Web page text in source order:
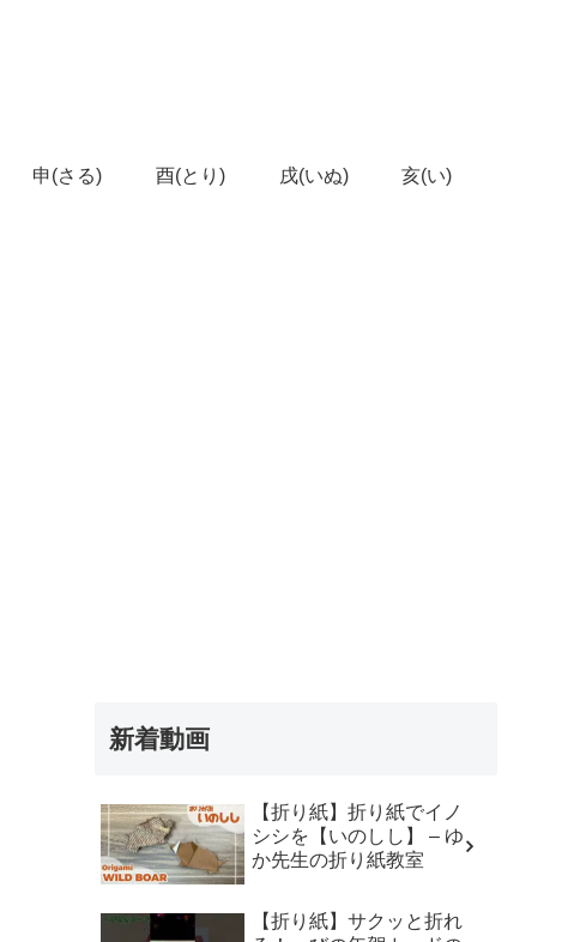
申(さる) 酉(とり) 戌(いぬ) 亥(い)
新着動画
【折り紙】折り紙でイノ
シシを【いのしし】 – ゆ
か先生の折り紙教室
【折り紙】サクッと折れ